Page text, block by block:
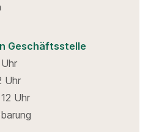
Geschäftsstelle
Uhr
Uhr